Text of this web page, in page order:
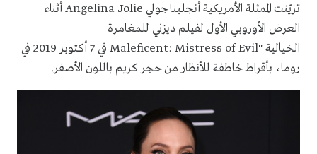
تزيّنت الممثلة الأمريكية أنجلينا جولي Angelina Jolie أثناء
العرض الأوروبي الأول لفيلم ديزني للمغامرة
الخياليةMaleficent: Mistress of Evil"
في 7 أكتوبر 2019 في
روما، بأقراط خاطفة للأنظار من حجر كريم باللون الأصفر.